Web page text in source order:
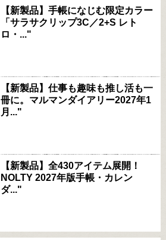
【新製品】手帳になじむ限定カラー
「サラサクリップ3C／2+S レト
ロ・..."
【新製品】仕事も趣味も推し活も一
冊に。マルマンダイアリー2027年1
月..."
【新製品】全430アイテム展開！
NOLTY 2027年版手帳・カレン
ダ..."